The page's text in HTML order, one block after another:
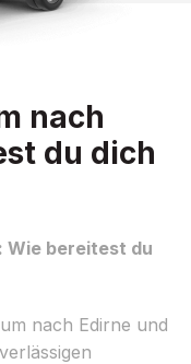
nach
du dich
Wie bereitest du
nach Edirne und